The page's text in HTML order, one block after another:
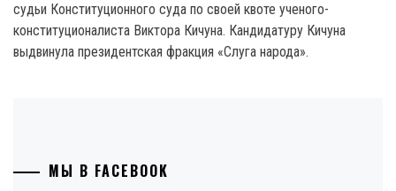
судьи Конституционного суда по своей квоте ученого-
конституционалиста Виктора Кичуна. Кандидатуру Кичуна
выдвинула президентская фракция «Слуга народа».
МЫ В FACEBOOK